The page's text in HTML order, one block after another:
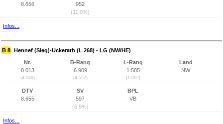
8.656
952
(11,0%)
Infos...
B 8 Hennef (Sieg)-Uckerath (L 268) - LG (NW/HE)
Nr.
8.013
(4.049)
B-Rang
6.909
(4.522)
L-Rang
1.585
(1.002)
Land
NW
DTV
8.655
SV
597
(6,9%)
BPL
VB
Infos...